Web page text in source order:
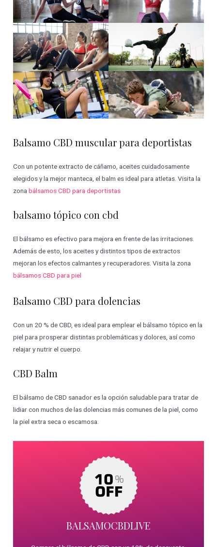
Balsamo CBD muscular para deportistas
Con un potente extracto de cáñamo, aceites cuidadosamente
elegidos y la mejor manteca, el balm es ideal para atletas. Visita la
zonabálsamos CBD para deportistas
balsamo tópico con cbd
El bálsamo es efectivo para mejora en frente de las irritaciones.
Además de esto, los aceites y distintos tipos de extractos
mejoran los efectos calmantes y recuperadores. Visita la zona
bálsamos CBD para piel
Balsamo CBD para dolencias
Con un 20 % de CBD, es ideal para emplear el bálsamo tópico en la
piel para prosperar distintas problemáticas y dolores, así como
relajar y nutrir el cuerpo.
CBD Balm
El bálsamo de CBD sanador es la opción saludable para tratar de
lidiar con muchos de las dolencias más comunes de la piel, como
la piel extra seca o escamosa.
BALSAMOCBDLIVE